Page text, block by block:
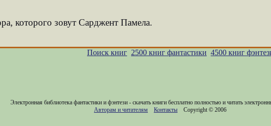
которого зовут Сарджент Памела.
Поиск книг 2500 книг фантастики 4500 книг
Электронная библиотека фантастики и фэнтези - скачать книги бесплатно полностью и читать
Авторам и читателям
Контакты Copyright © 2006